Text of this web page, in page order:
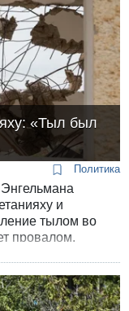
«Тыл был
Политика
и
тылом во
провалом.